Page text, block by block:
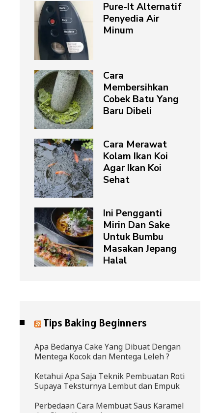
Pure-It Alternatif
Penyedia Air
Minum
Cara
Membersihkan
Cobek Batu Yang
Baru Dibeli
Cara Merawat
Kolam Ikan Koi
Agar Ikan Koi
Sehat
Ini Pengganti
Mirin Dan Sake
Untuk Bumbu
Masakan Jepang
Halal
Tips Baking Beginners
Apa Bedanya Cake Yang Dibuat Dengan
Mentega Kocok dan Mentega Leleh ?
Ketahui Apa Saja Teknik Pembuatan Roti
Supaya Teksturnya Lembut dan Empuk
Perbedaan Cara Membuat Saus Karamel